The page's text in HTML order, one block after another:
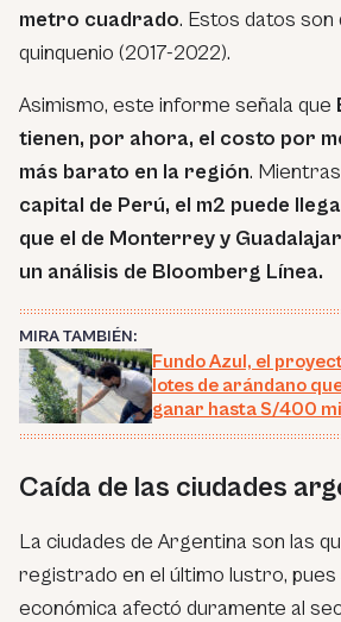
metro cuadrado. Estos datos son
quinquenio (2017-2022).
Asimismo, este informe señala que
tienen, por ahora, el costo por
más barato en la región.
capital de Perú, el m2 puede
que el de Monterrey y
un análisis de Bloomberg Línea.
MIRA TAMBIÉN:
Fundo Azul, el
lotes de arándano
ganar hasta S/400 mil
Caída de las ciudades
La ciudades de Argentina son las
registrado en el último lustro, pues
económica afectó duramente al